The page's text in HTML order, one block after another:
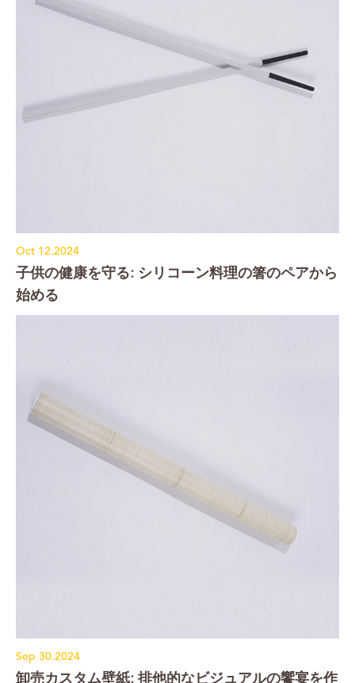
Oct 12.2024
子供の健康を守る: シリコーン料理の箸のペアから
始める
Sep 30.2024
卸売カスタム壁紙: 排他的なビジュアルの饗宴を作